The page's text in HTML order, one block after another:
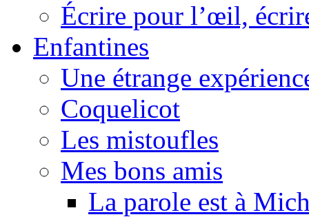
Écrire pour l’œil,
Enfantines
Une étrange
Coquelicot
Les mistoufles
Mes bons amis
La parole est à